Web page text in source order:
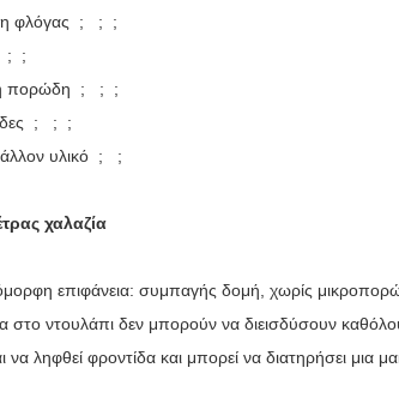
φλόγας ; ; ;
; ;
πορώδη ; ; ;
; ; ;
υλικό ; ;
χαλαζία
επιφάνεια: συμπαγής δομή, χωρίς
στο ντουλάπι δεν μπορούν να διεισδύσουν
να ληφθεί φροντίδα και μπορεί να διατηρήσει